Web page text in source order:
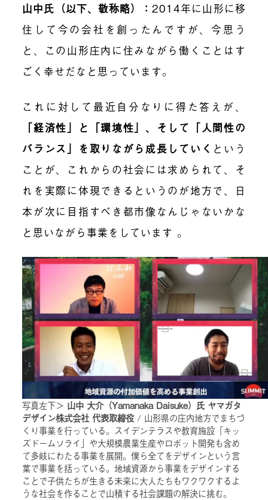
山中氏（以下、敬称略）：2014年に山形に移
住して今の会社を創ったんですが、今思う
と、この山形庄内に住みながら働くことはす
ごく幸せだなと思っています。
これに対して最近自分なりに得た答えが、
「経済性」と「環境性」、そして「人間性の
バランス」を取りながら成長していく という
ことが、これからの社会には求められて、そ
れを実際に体現できるというのが地方で、日
本が次に目指すべき都市像なんじゃないかな
と思いながら事業をしています 。
写真左下＞ 山中 大介（Yamanaka Daisuke）氏 ヤマガタ
デザイン株式会社 代表取締役/ 山形県の庄内地方でまちづ
くり事業を行っている。スイデンテラスや教育施設「キッ
ズドームソライ」や大規模農業生産やロボット開発も含め
て多岐にわたる事業を展開。僕ら全てをデザインという言
葉で事業を括っている。地域資源から事業をデザインする
ことで子供たちが生きる未来に大人たちもワクワクするよ
うな社会を作ることで山積する社会課題の解決に挑む。